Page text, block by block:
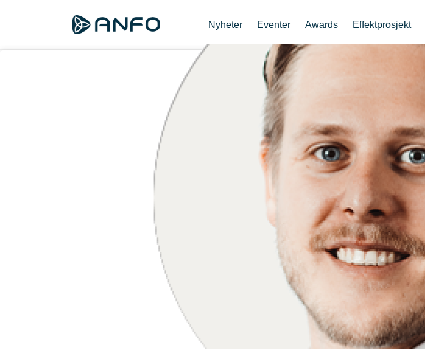
Nyheter Eventer Awards Effektprosjekt